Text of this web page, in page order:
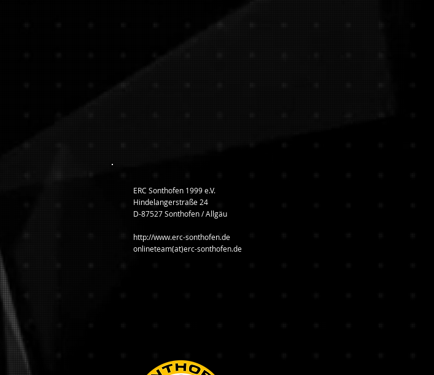
ERC Sonthofen 1999 e.V.
Hindelangerstraße 24
D-87527 Sonthofen / Allgäu
http://www.erc-sonthofen.de
onlineteam(at)erc-sonthofen.de